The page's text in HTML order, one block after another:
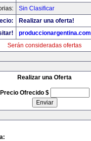
Sin Clasificar
Realizar una oferta!
produccionargentina.com
Serán consideradas ofertas
Realizar una Oferta
Precio Ofrecido $